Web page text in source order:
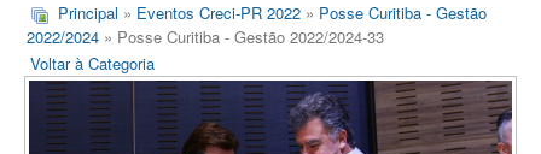
Principal » Eventos Creci-PR 2022 » Posse Curitiba - Gestão
2022/2024 » Posse Curitiba - Gestão 2022/2024-33
Voltar à Categoria